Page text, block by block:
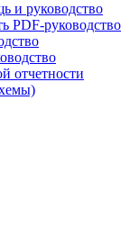
и руководство
PDF-руководство
отчетности